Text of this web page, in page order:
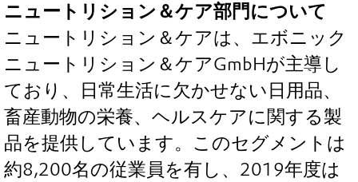
ニュートリション＆ケア部門について
ニュートリション＆ケアは、エボニック
ニュートリション＆ケアGmbHが主導し
ており、日常生活に欠かせない日用品、
畜産動物の栄養、ヘルスケアに関する製
品を提供しています。このセグメントは
約8,200名の従業員を有し、2019年度は